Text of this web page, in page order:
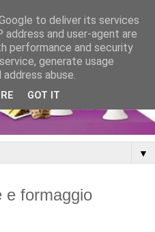
▼
e formaggio
to deliver its services
address and user-agent are
performance and security
generate usage
abuse.
GOT IT